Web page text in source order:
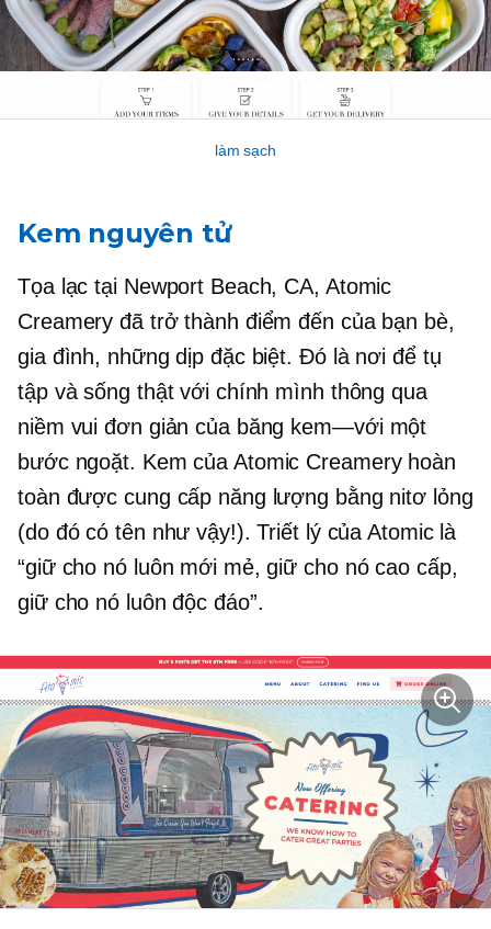
làm sạch
Kem nguyên tử
Tọa lạc tại Newport Beach, CA, Atomic
Creamery đã trở thành điểm đến của bạn bè,
gia đình, những dịp đặc biệt. Đó là nơi để tụ
tập và sống thật với chính mình thông qua
niềm vui đơn giản của băng kem—vớimột
bước ngoặt. Kem của Atomic Creamery hoàn
toàn được cung cấp năng lượng bằng nitơ lỏng
(do đó có tên như vậy!). Triết lý của Atomic là
“giữ cho nó luôn mới mẻ, giữ cho nó cao cấp,
giữ cho nó luôn độc đáo”.